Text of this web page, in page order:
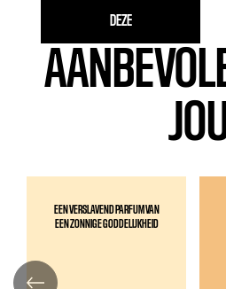
DEZE
EEN VERSLAVEND PARFUM VAN
EEN ZONNIGE GODDELIJKHEID